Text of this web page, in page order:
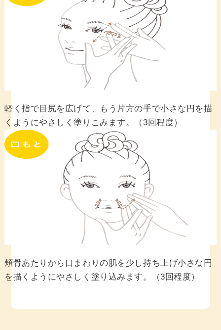
軽く指で目尻を広げて、もう片方の手で小さな円を描
くようにやさしく塗りこみます。（3回程度）
頬骨あたりから口まわりの肌を少し持ち上げ小さな円
を描くようにやさしく塗り込みます。（3回程度）